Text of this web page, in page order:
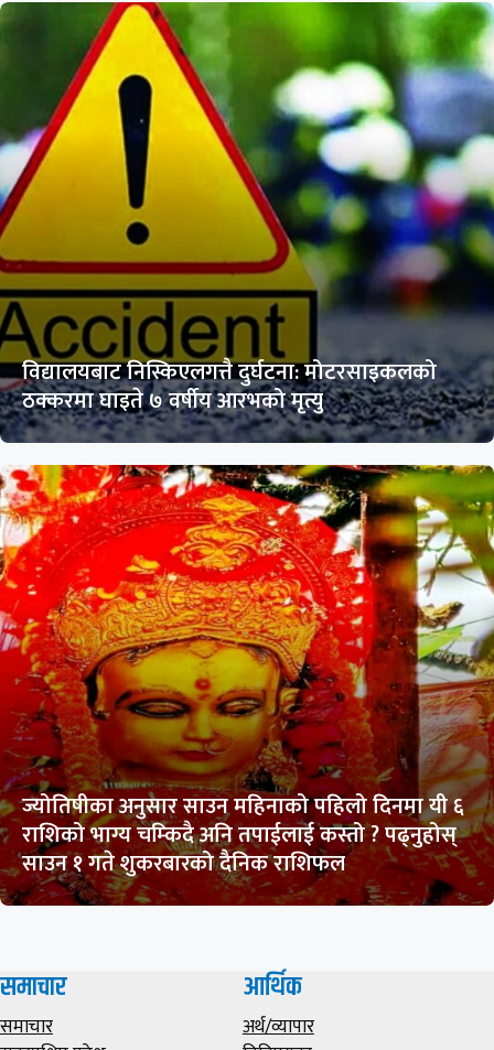
विद्यालयबाट निस्किएलगत्तै दुर्घटना: मोटरसाइकलको
ठक्करमा घाइते ७ वर्षीय आरभको मृत्यु
ज्योतिषीका अनुसार साउन महिनाको पहिलो दिनमा यी ६
राशिको भाग्य चम्किदै अनि तपाईलाई कस्तो ? पढ्नुहोस्
साउन १ गते शुकरबारको दैनिक राशिफल
समाचार
समाचार
आर्थिक
अर्थ/व्यापार